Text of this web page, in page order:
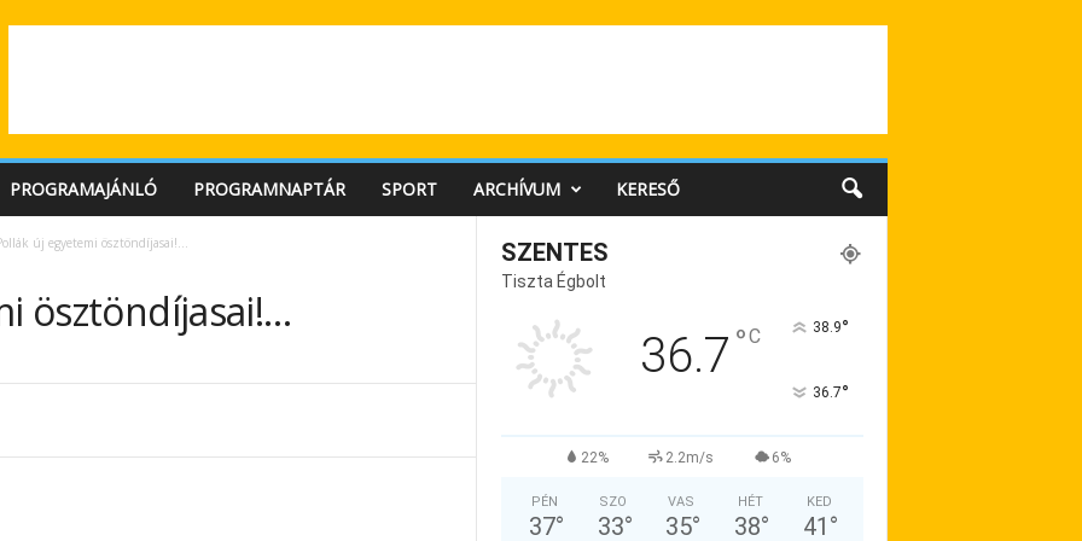
PROGRAMAJÁNLÓ PROGRAMNAPTÁR SPORT ARCHÍVUM KERESŐ
új egyetemi ösztöndíjasai!…
ösztöndíjasai!…
SZENTES
Tiszta Égbolt
36.7 °C 38.9°
36.7°
22% 2.2m/s 6%
PÉN
37°
SZO
33°
VAS
35°
HÉT
38°
KED
41 °